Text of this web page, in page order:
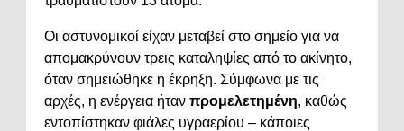
Οι αστυνομικοί είχαν μεταβεί στο σημείο για να
απομακρύνουν τρεις καταληψίες από το ακίνητο,
όταν σημειώθηκε η έκρηξη. Σύμφωνα με τις
αρχές, η ενέργεια ήταν προμελετημένη, καθώς
εντοπίστηκαν φιάλες υγραερίου – κάποιες